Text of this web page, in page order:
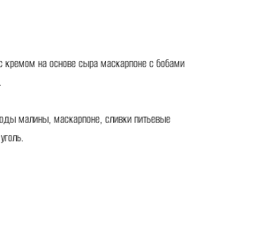
кремом на основе сыра маскарпоне с бобами
малины, маскарпоне, сливки питьевые